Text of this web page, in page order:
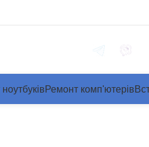
Ремонт комп'ютерів